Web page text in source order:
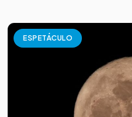
ESPETÁCULO